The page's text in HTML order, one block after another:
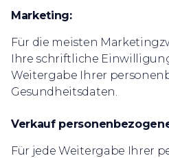
Marketing:
Für die meisten
Ihre schriftliche
Weitergabe Ihrer
Gesundheitsdaten.
Verkauf
Für jede Weitergabe Ihrer